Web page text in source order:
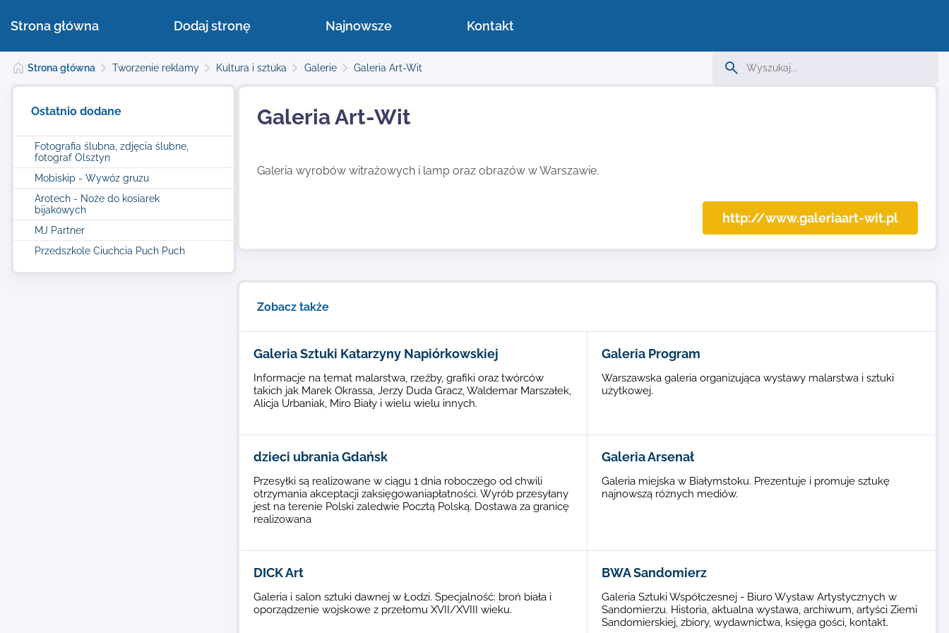
Strona główna Dodaj stronę Najnowsze Kontakt
Strona główna Tworzenie reklamy Kultura i sztuka Galerie Galeria Art-Wit
Ostatnio dodane
Fotografia ślubna, zdjęcia ślubne,
fotograf Olsztyn
Mobiskip - Wywóz gruzu
Arotech - Noże do kosiarek
bijakowych
MJ Partner
Przedszkole Ciuchcia Puch Puch
Galeria Art-Wit
Galeria wyrobów witrażowych i lamp oraz obrazów w Warszawie.
http://www.galeriaart-wit.pl
Zobacz także
Galeria Sztuki Katarzyny Napiórkowskiej
Informacje na temat malarstwa, rzeźby, grafiki oraz twórców
takich jak Marek Okrassa, Jerzy Duda Gracz, Waldemar Marszałek,
Alicja Urbaniak, Miro Biały i wielu wielu innych.
Galeria Program
Warszawska galeria organizująca wystawy malarstwa i sztuki
użytkowej.
dzieci ubrania Gdańsk
Przesyłki są realizowane w ciągu 1 dnia roboczego od chwili
otrzymania akceptacji zaksięgowaniapłatności. Wyrób przesyłany
jest na terenie Polski zaledwie Pocztą Polską. Dostawa za granicę
realizowana
Galeria Arsenał
Galeria miejska w Białymstoku. Prezentuje i promuje sztukę
najnowszą różnych mediów.
DICK Art
Galeria i salon sztuki dawnej w Łodzi. Specjalność: broń biała i
oporządzenie wojskowe z przełomu XVII/XVIII wieku.
BWA Sandomierz
Galeria Sztuki Współczesnej - Biuro Wystaw Artystycznych w
Sandomierzu. Historia, aktualna wystawa, archiwum, artyści Ziemi
Sandomierskiej, zbiory, wydawnictwa, księga gości, kontakt.